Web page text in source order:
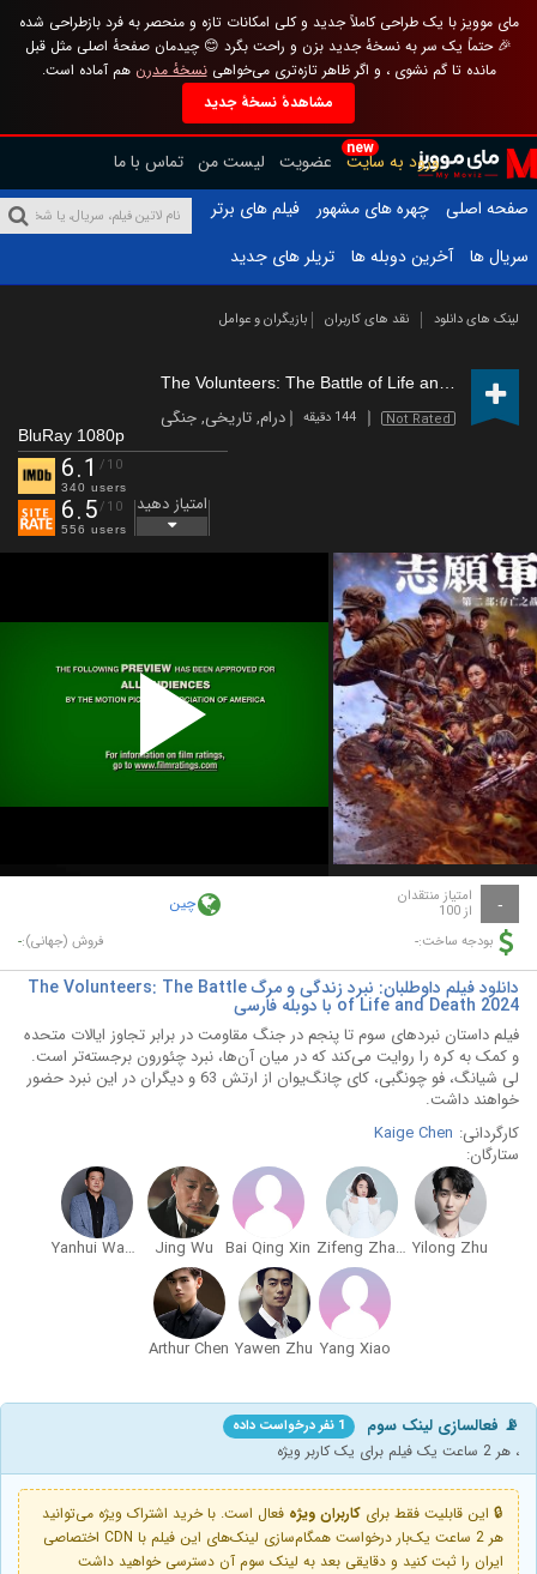
مای موویز با یک طراحی کاملاً جدید و کلی امکانات تازه و منحصر به فرد بازطراحی شده
🎉 حتماً یک سر به نسخهٔ جدید بزن و راحت بگرد 😊 چیدمان صفحهٔ اصلی مثل قبل
مانده تا گم نشوی ، و اگر ظاهر تازه‌تری می‌خواهینسخهٔ مدرن هم آماده است.
مشاهدهٔ نسخهٔ جدید
new
ورود به سایت عضویت لیست من تماس با ما
صفحه اصلی
چهره های مشهور
فیلم های برتر
سریال ها
آخرین دوبله ها تریلر های جدید
لینک های دانلود نقد های کاربران بازیگران و عوامل
Not Rated 144 دقیقه درام,تاریخی,جنگی
BluRay 1080p
6.1 /10
340 users
6.5/10
556 users
امتیاز دهید
Play
Video
- امتیاز منتقدان
از 100 چین
بودجه ساخت:- فروش (جهانی):-
دانلود فیلم داوطلبان: نبرد زندگی و مرگ The Volunteers: The Battle
of Life and Death 2024 با دوبله فارسی
فیلم داستان نبردهای سوم تا پنجم در جنگ مقاومت در برابر تجاوز ایالات متحده
و کمک به کره را روایت می‌کند که در میان آن‌ها، نبرد چئورون برجسته‌تر است.
لی شیانگ، فو چونگبی، کای چانگ‌یوان از ارتش 63 و دیگران در این نبرد حضور
خواهند داشت.
کارگردانی: Kaige Chen
ستارگان:
Yilong Zhu
Zifeng Zhang
Bai Qing Xin
Jing Wu
Yanhui Wang
Yang Xiao
Yawen Zhu
Arthur Chen
📡 فعالسازی لینک سوم 1 نفر درخواست داده
، هر 2 ساعت یک فیلم برای یک کاربر ویژه
🔒 این قابلیت فقط برای کاربران ویژه فعال است. با خرید اشتراک ویژه می‌توانید
هر 2 ساعت یک‌بار درخواست همگام‌سازی لینک‌های این فیلم با CDN اختصاصی
ایران را ثبت کنید و دقایقی بعد به لینک سوم آن دسترسی خواهید داشت